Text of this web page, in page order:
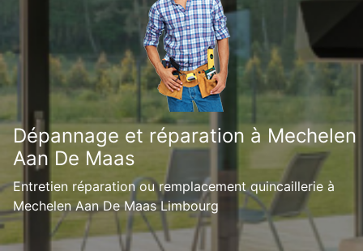
Dépannage et réparation à Mechelen
Aan De Maas
Entretien réparation ou remplacement quincaillerie à
Mechelen Aan De Maas Limbourg